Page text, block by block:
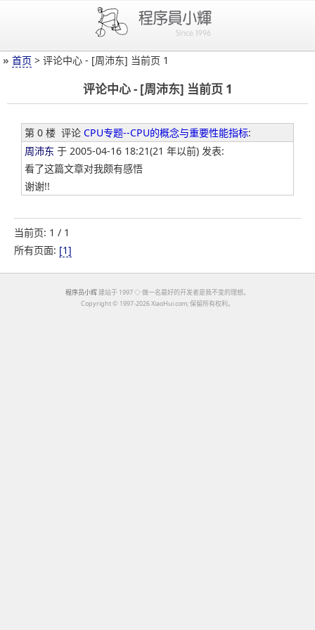
» 首页 > 评论中心 - [周沛东] 当前页 1
评论中心 - [周沛东] 当前页 1
第 0 楼 评论 CPU专题--CPU的概念与重要性能指标:
周沛东 于 2005-04-16 18:21(21 年以前) 发表:
看了这篇文章对我颇有感悟
谢谢!!
当前页: 1 / 1
所有页面: [1]
程序员小辉 建站于 1997 ◇ 做一名最好的开发者是我不变的理想。
Copyright © 1997-2026 XiaoHui.com; 保留所有权利。